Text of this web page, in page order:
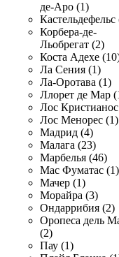
де-Аро (1)
Кастельдефельс
Корбера-де-
Льобрегат (2)
Коста Адехе
Ла Сения (1)
Ла-Оротава (1)
Ллорет де Мар
Лос
Лос Менорес (1)
Мадрид (4)
Малага (23)
Марбелья (46)
Мас Фуматас (1)
Мачер (1)
Морайра (3)
Ондаррибия (2)
Оропеса дель
(2)
Пау (1)